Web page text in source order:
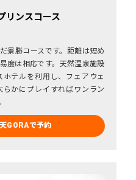
リンスコース
景勝コースです。距離は短め
度は相応です。天然温泉施設
テルを利用し、フェアウェ
かにプレイすればワンラン
GORAで予約